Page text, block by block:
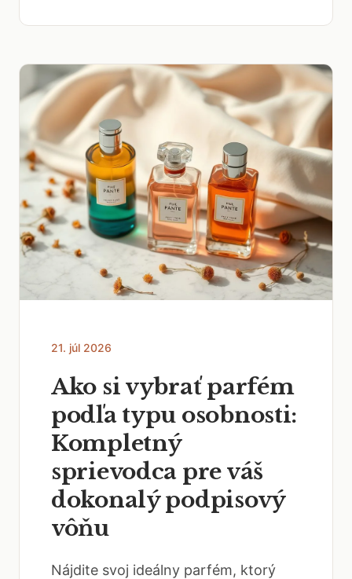
21. júl 2026
Ako si vybrať parfém
podľa typu osobnosti:
Kompletný
sprievodca pre váš
dokonalý podpisový
vôňu
Nájdite svoj ideálny parfém, ktorý